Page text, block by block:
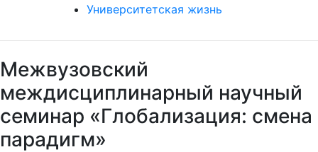
Университетская жизнь
Межвузовский
междисциплинарный научный
семинар «Глобализация: смена
парадигм»